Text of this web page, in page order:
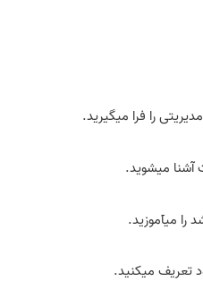
را فرا می­گیرید.
آشنا می­شوید.
را می­آموزید.
تعریف می­کنید.